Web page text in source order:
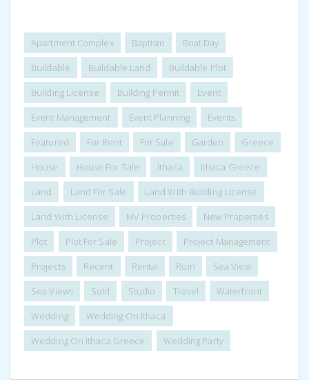
Apartment Complex Baptism
Boat Day
Buildable
Buildable Land
Buildable Plot
Building License
Building Permit
Event
Event Management
Event Planning
Events
Featured
For Rent For Sale Garden
Greece
House
House For Sale Ithaca
Ithaca Greece
Land
Land For Sale
Land With Building License
Land With License
MV Properties
New Properties
Plot
Plot For Sale Project
Project Management
Projects
Recent Rental Ruin
Sea View
Sea Views
Sold Studio Travel
Waterfront
Wedding
Wedding On Ithaca
Wedding On Ithaca Greece
Wedding Party